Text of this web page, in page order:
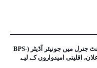
آفس آف دی ملٹری اکاؤنٹنٹ جنرل میں جونیئر آڈیٹر (BPS-
کا اعلان، اقلیتی امیدواروں کے لیے